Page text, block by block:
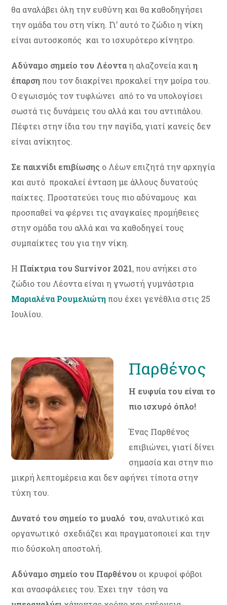
θα αναλάβει όλη την ευθύνη και θα καθοδηγήσει
την ομάδα του στη νίκη. Γι’ αυτό το ζώδιο η νίκη
είναι αυτοσκοπός και το ισχυρότερο κίνητρο.
Αδύναμο σημείο του Λέονταη αλαζονεία καιη
έπαρση που τον διακρίνει προκαλεί την μοίρα του.
Ο εγωισμός τον τυφλώνει από το να υπολογίσει
σωστά τις δυνάμεις του αλλά και του αντιπάλου.
Πέφτει στην ίδια του την παγίδα, γιατί κανείς δεν
είναι ανίκητος.
Σε παιχνίδι επιβίωσης ο Λέων επιζητά την αρχηγία
και αυτό προκαλεί ένταση με άλλους δυνατούς
παίκτες. Προστατεύει τους πιο αδύναμους και
προσπαθεί να φέρνει τις αναγκαίες προμήθειες
στην ομάδα του αλλά και να καθοδηγεί τους
συμπαίκτες του για την νίκη.
Η Παίκτρια του Survivor 2021, που ανήκει στο
ζώδιο του Λέοντα είναι η γνωστή γυμνάστρια
Μαριαλένα Ρουμελιώτη που έχει γενέθλια στις 25
Ιουλίου.
Παρθένος
Η ευφυία του είναι το
πιο ισχυρό όπλο!
Ένας Παρθένος
επιβιώνει, γιατί δίνει
σημασία και στην πιο
μικρή λεπτομέρεια και δεν αφήνει τίποτα στην
τύχη του.
Δυνατό του σημείο το μυαλό του, αναλυτικό και
οργανωτικό σχεδιάζει και πραγματοποιεί και την
πιο δύσκολη αποστολή.
Αδύναμο σημείο του Παρθένου οι κρυφοί φόβοι
και ανασφάλειες του. Έχει την τάση να